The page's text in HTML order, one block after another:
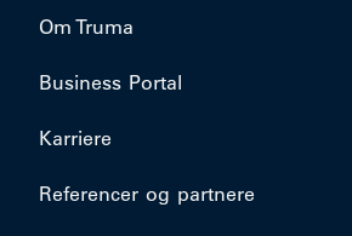
Om Truma
Business Portal
Karriere
Referencer og partnere